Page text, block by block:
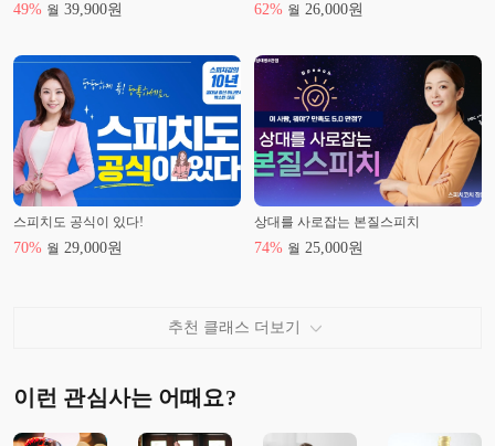
49% 월 39,900원 62% 월 26,000원
스피치도 공식이 있다!
70% 월 29,000원
상대를 사로잡는 본질스피치
74% 월 25,000원
추천 클래스 더보기
이런 관심사는 어때요?